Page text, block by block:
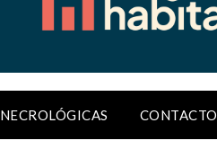
NECROLÓGICAS CONTACTO